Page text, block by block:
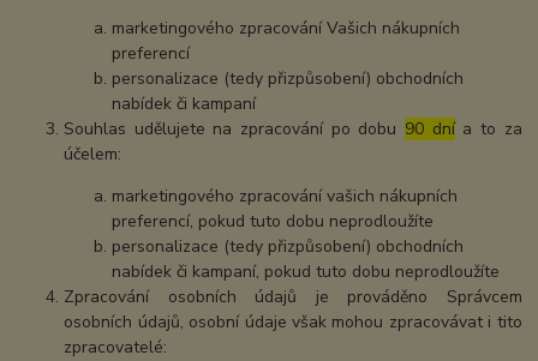
marketingového zpracování Vašich nákupních
preferencí
personalizace (tedy přizpůsobení) obchodních
nabídek či kampaní
Souhlas udělujete na zpracování po dobu 90 dnía to za
účelem:
marketingového zpracování vašich nákupních
preferencí, pokud tuto dobu neprodloužíte
personalizace (tedy přizpůsobení) obchodních
nabídek či kampaní, pokud tuto dobu neprodloužíte
Zpracování osobních údajů je prováděno Správcem
osobních údajů, osobní údaje však mohou zpracovávat i tito
zpracovatelé: